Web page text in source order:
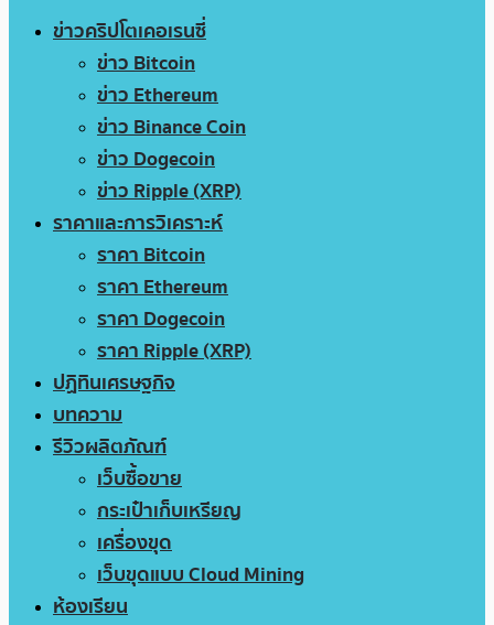
ข่าวคริปโตเคอเรนซี่
ข่าว Bitcoin
ข่าว Ethereum
ข่าว Binance Coin
ข่าว Dogecoin
ข่าว Ripple (XRP)
ราคาและการวิเคราะห์
ราคา Bitcoin
ราคา Ethereum
ราคา Dogecoin
ราคา Ripple (XRP)
ปฏิทินเศรษฐกิจ
บทความ
รีวิวผลิตภัณฑ์
เว็บซื้อขาย
กระเป๋าเก็บเหรียญ
เครื่องขุด
เว็บขุดแบบ Cloud Mining
ห้องเรียน